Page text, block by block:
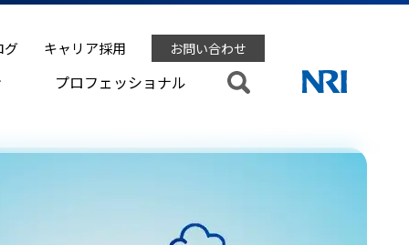
プロフェッショナル
グ キャリア採用 お問い合わせ